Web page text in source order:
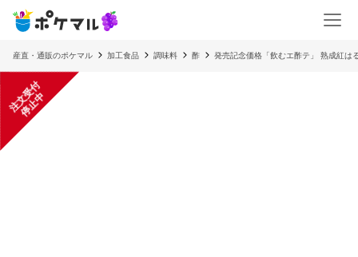
産直・通販のポケマル 加工食品 調味料 酢 発売記念価格「飲むエ酢テ」 熟成紅は
注
文
受
付
停
止
中